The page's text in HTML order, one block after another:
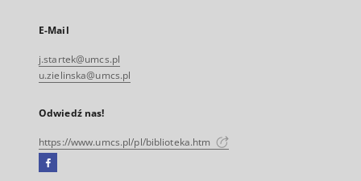
E-Mail
j.startek@umcs.pl
u.zielinska@umcs.pl
Odwiedź nas!
https://www.umcs.pl/pl/biblioteka.htm
Facebook